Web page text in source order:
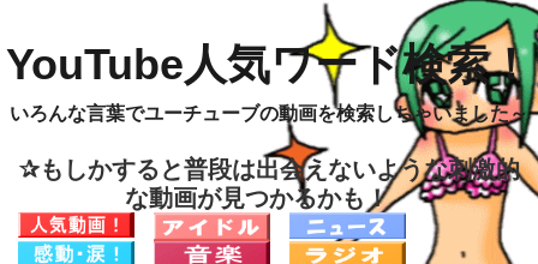
YouTube人気ワード検索！
いろんな言葉でユーチューブの動画を検索しちゃいました～
✰もしかすると普段は出会えないような刺激的
な動画が見つかるかも！